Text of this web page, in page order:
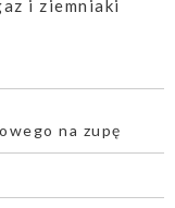
i ziemniaki
na zupę